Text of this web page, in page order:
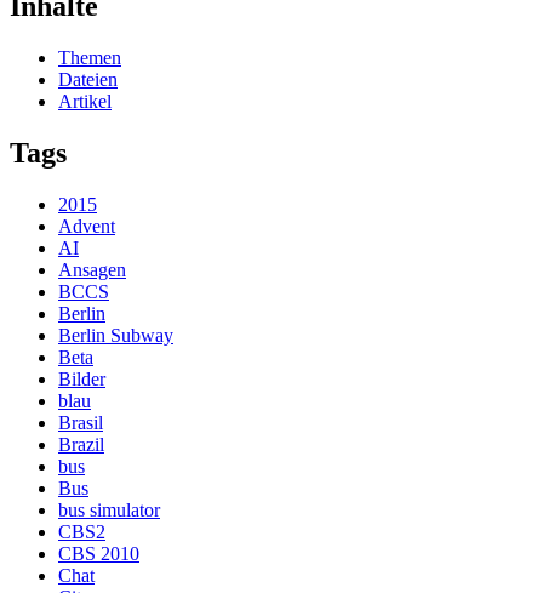
Themen
Dateien
Artikel
Tags
2015
Advent
AI
Ansagen
BCCS
Berlin
Berlin Subway
Beta
Bilder
blau
Brasil
Brazil
bus
Bus
bus simulator
CBS2
CBS 2010
Chat